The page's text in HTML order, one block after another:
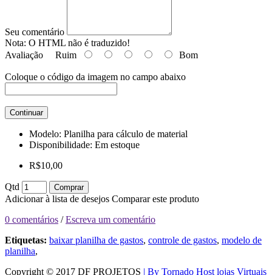
Seu comentário
Nota: O HTML não é traduzido!
Avaliação Ruim Bom
Coloque o código da imagem no campo abaixo
Continuar
Modelo: Planilha para cálculo de material
Disponibilidade: Em estoque
R$10,00
Qtd Comprar
Adicionar à lista de desejos Comparar este produto
0 comentários /Escreva um comentário
Etiquetas: baixar planilha de gastos, controle de gastos, modelo de
planilha,
Copyright © 2017 DF PROJETOS | By Tornado Host lojas Virtuais